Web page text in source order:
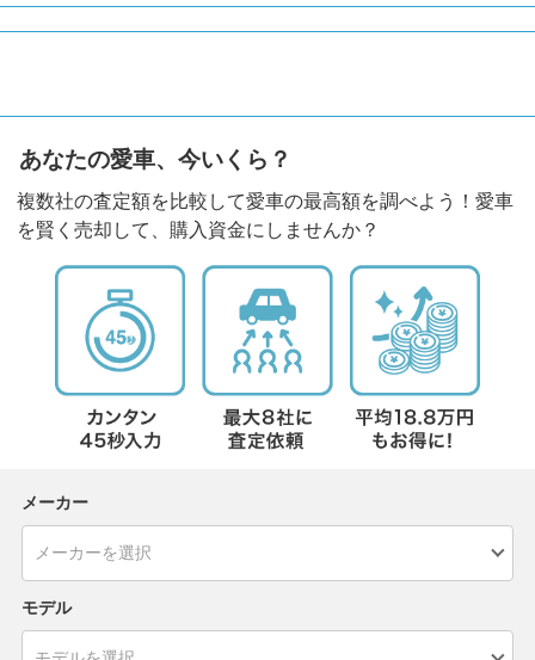
あなたの愛車、今いくら？
複数社の査定額を比較して愛車の最高額を調べよう！愛車
を賢く売却して、購入資金にしませんか？
メーカー
モデル